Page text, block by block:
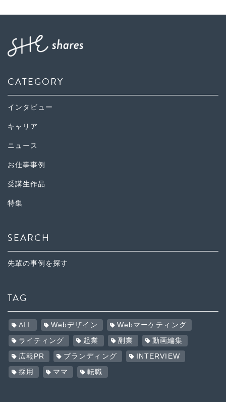
CATEGORY
インタビュー
キャリア
ニュース
お仕事事例
受講生作品
特集
SEARCH
先輩の事例を探す
TAG
ALL Webデザイン Webマーケティング
ライティング 起業 副業 動画編集
広報PR ブランディング INTERVIEW
採用 ママ 転職